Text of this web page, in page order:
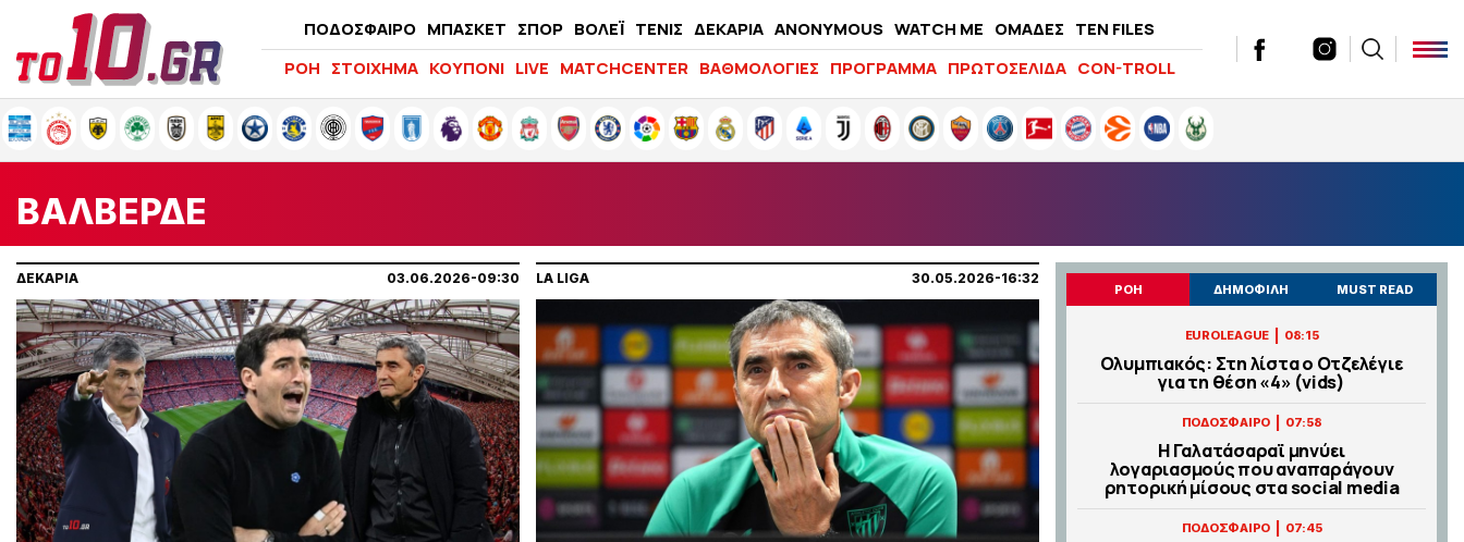
ΠΟΔΟΣΦΑΙΡΟ ΜΠΑΣΚΕΤ ΣΠΟΡ ΒΟΛΕΪ ΤΕΝΙΣ ΔΕΚΑΡΙΑ ANONYMOUS WATCH ME ΟΜΑΔΕΣ TEN FILES
LIFEWITNESS
ΡΟΗ ΣΤΟΙΧΗΜΑ ΚΟΥΠΟΝΙ LIVE MATCHCENTER ΒΑΘΜΟΛΟΓΙΕΣ ΠΡΟΓΡΑΜΜΑ ΠΡΩΤΟΣΕΛΙΔΑ CON-TROLL
ΒΑΛΒΕΡΔΕ
ΔΕΚΑΡΙΑ 03.06.2026-09:30 LA LIGA 30.05.2026-16:32
ΡΟΗ ΔΗΜΟΦΙΛΗ MUST READ
EUROLEAGUE 08:15
Ολυμπιακός: Στη λίστα ο Οτζελέγιε
για τη θέση «4» (vids)
ΠΟΔΟΣΦΑΙΡΟ 07:58
Η Γαλατάσαραϊ μηνύει
λογαριασμούς που αναπαράγουν
ρητορική μίσους στα social media
ΠΟΔΟΣΦΑΙΡΟ 07:45